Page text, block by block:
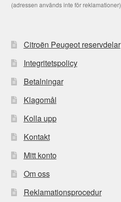
(adressen används inte för reklamationer)
Citroën Peugeot reservdelar
Integritetspolicy
Betalningar
Klagomål
Kolla upp
Kontakt
Mitt konto
Om oss
Reklamationsprocedur